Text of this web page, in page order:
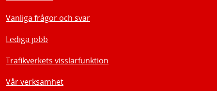
Vanliga frågor och svar
Lediga jobb
Trafikverkets visslarfunktion
Vår verksamhet